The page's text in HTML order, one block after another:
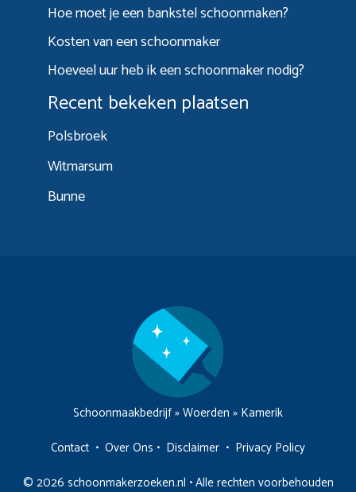
Hoe moet je een bankstel schoonmaken?
Kosten van een schoonmaker
Hoeveel uur heb ik een schoonmaker nodig?
Recent bekeken plaatsen
Polsbroek
Witmarsum
Bunne
Schoonmaakbedrijf»Woerden » Kamerik
Contact • Over Ons • Disclaimer • Privacy Policy
© 2026 schoonmakerzoeken.nl • Alle rechten voorbehouden